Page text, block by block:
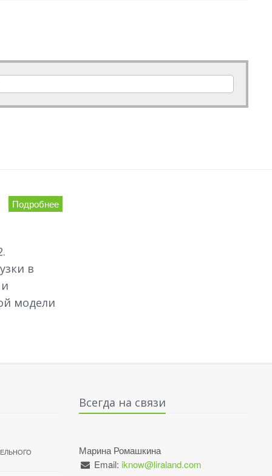
Подробнее
в
модели
Всегда на связи
Марина Ромашкина
Email: iknow@liraland.com